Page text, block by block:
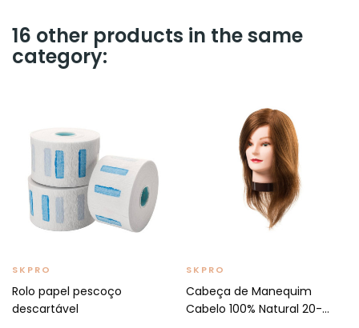
16 other products in the same
category:
SKPRO
Rolo papel pescoço
descartável
SKPRO
Cabeça de Manequim
Cabelo 100% Natural 20-